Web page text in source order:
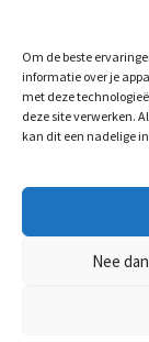
Om de beste
informatie over je
met deze
deze site verwerken.
kan dit een nadelige
Nee
Facebook
© Partyverhuur